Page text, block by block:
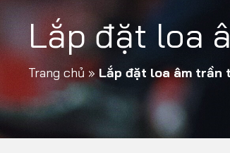
Lắp đặt loa
Trang chủ » Lắp đặt loa âm trần